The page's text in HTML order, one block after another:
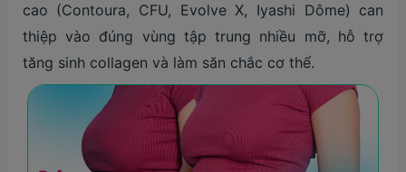
cao (Contoura, CFU, Evolve X, Iyashi Dôme) can
thiệp vào đúng vùng tập trung nhiều mỡ, hỗ trợ
tăng sinh collagen và làm săn chắc cơ thể.